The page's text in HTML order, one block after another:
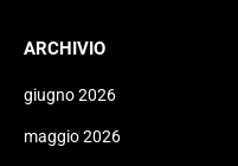
ARCHIVIO
giugno 2026
maggio 2026